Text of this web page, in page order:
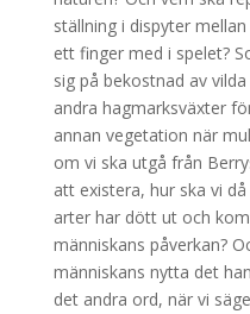
ställning i dispyter
ett finger med i spelet?
sig på bekostnad av
andra hagmarksväxter
annan vegetation när
om vi ska utgå från
att existera, hur ska vi
arter har dött ut och
människans påverkan?
människans nytta det
det andra ord, när vi